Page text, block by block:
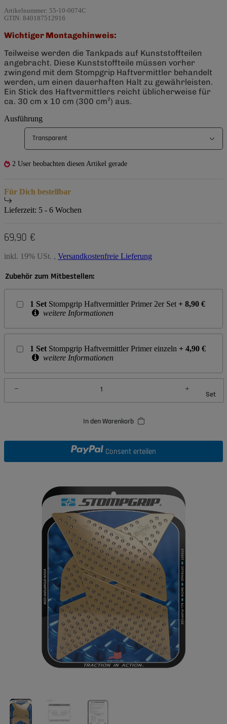
Artikelnummer: 55-10-0074C
GTIN: 840187512916
Wichtiger Montagehinweis:
Teilweise werden die Tankpads auf Kunststoffteilen
angebracht. Diese Kunststoffteile müssen vorher
zwingend mit dem Stompgrip Haftvermittler behandelt
werden, um einen dauerhaften Halt zu gewährleisten.
Ein Stick des Haftvermittlers reicht üblicherweise für
ca. 30 cm x 10 cm (300 cm²) aus.
Ausführung
Transparent
2 User beobachten diesen Artikel gerade
Für Dich bestellbar
Lieferzeit: 5 - 6 Wochen
69,90 €
inkl. 19% USt. , Versandkostenfreie Lieferung
Zubehör zum Mitbestellen:
1 Set Stompgrip Haftvermittler Primer 2er Set + 8,90 €
weitere Informationen
1 Set Stompgrip Haftvermittler Primer einzeln + 4,90 €
weitere Informationen
Set
In den Warenkorb
Consent erteilen